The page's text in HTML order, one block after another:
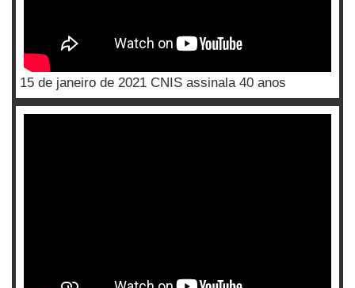
15 de janeiro de 2021 CNIS assinala 40 anos